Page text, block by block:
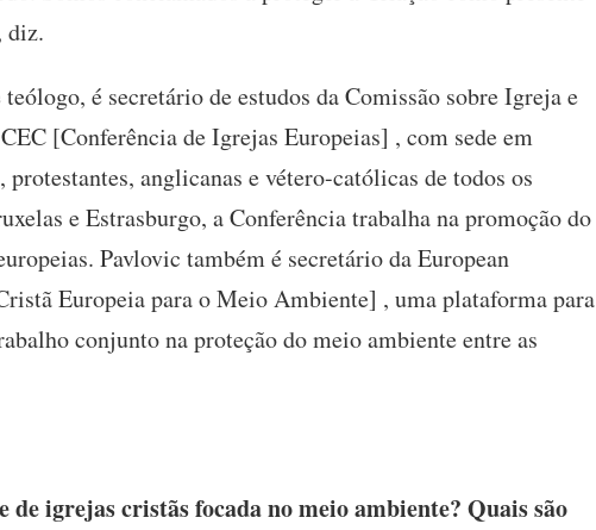
diz.
é secretário de estudos da Comissão sobre Igreja e
[Conferência de Igrejas Europeias] , com sede em
anglicanas e vétero-católicas de todos os
e Estrasburgo, a Conferência trabalha na promoção do
Pavlovic também é secretário da European
Europeia para o Meio Ambiente] , uma plataforma para
conjunto na proteção do meio ambiente entre as
igrejas cristãs focada no meio ambiente? Quais são